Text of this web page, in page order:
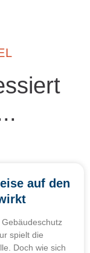
auf den
spielt die
Doch wie sich